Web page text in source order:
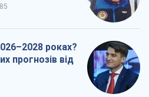
роках?
прогнозів від